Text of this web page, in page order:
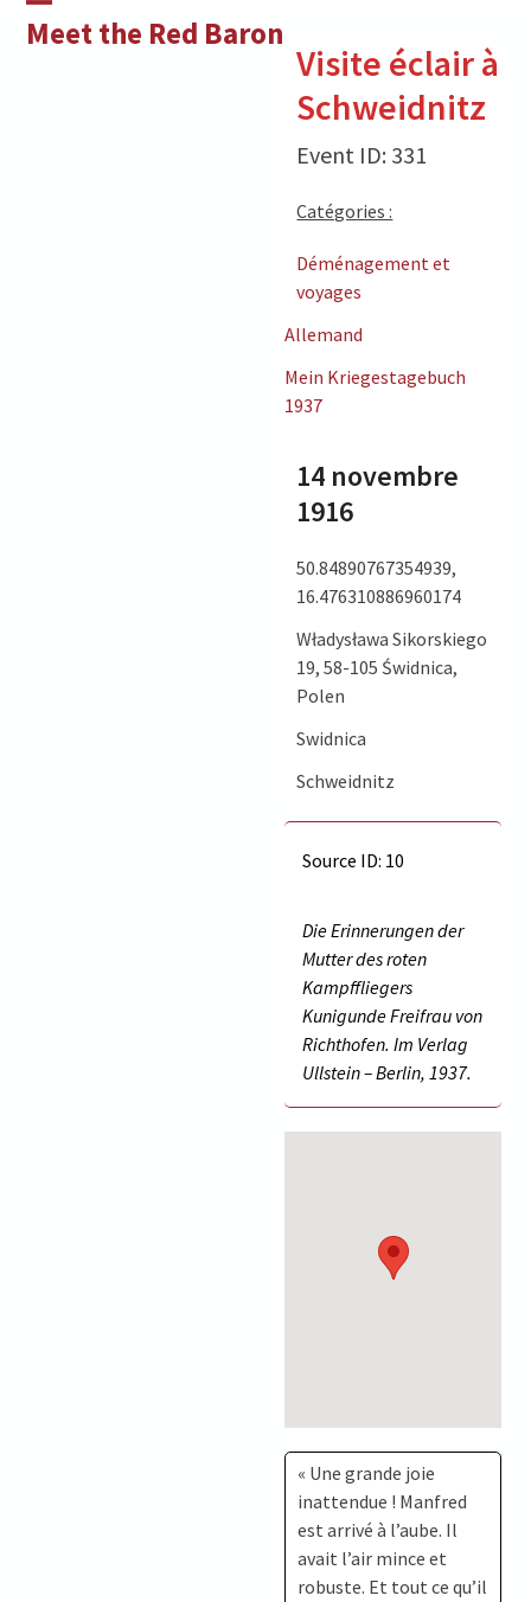
Meet the Red Baron
Open
Close
Visite éclair à
Schweidnitz
Event ID: 331
Catégories :
Déménagement et
voyages
Allemand
Mein Kriegestagebuch
1937
14 novembre
1916
50.84890767354939,
16.476310886960174
Władysława Sikorskiego
19, 58-105 Świdnica,
Polen
Swidnica
Schweidnitz
Source ID: 10
Die Erinnerungen der
Mutter des roten
Kampffliegers
Kunigunde Freifrau von
Richthofen. Im Verlag
Ullstein – Berlin, 1937.
« Une grande joie
inattendue ! Manfred
est arrivé à l’aube. Il
avait l’air mince et
robuste. Et tout ce qu’il